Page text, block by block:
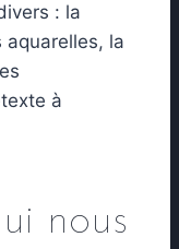
: la
aquarelles, la
à
nous